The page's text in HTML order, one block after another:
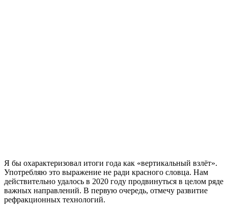
Я бы охарактеризовал итоги года как «вертикальный взлёт».
Употребляю это выражение не ради красного словца. Нам
действительно удалось в 2020 году продвинуться в целом ряде
важных направлений. В первую очередь, отмечу развитие
рефракционных технологий.